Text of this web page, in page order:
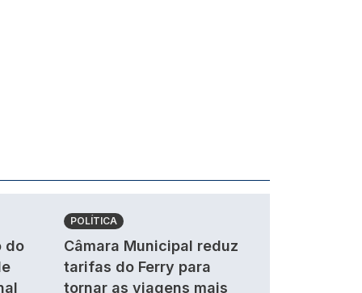
do
POLÍTICA
Câmara Municipal reduz
tarifas do Ferry para
tornar as viagens mais